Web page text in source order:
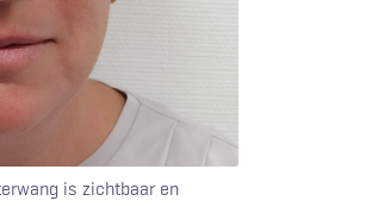
is zichtbaar en